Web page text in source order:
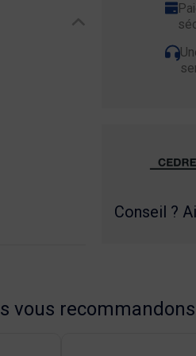
Conseil ?
vous recommandons